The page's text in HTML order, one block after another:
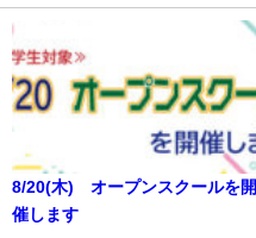
8/20(木) オープンスクールを開
催します